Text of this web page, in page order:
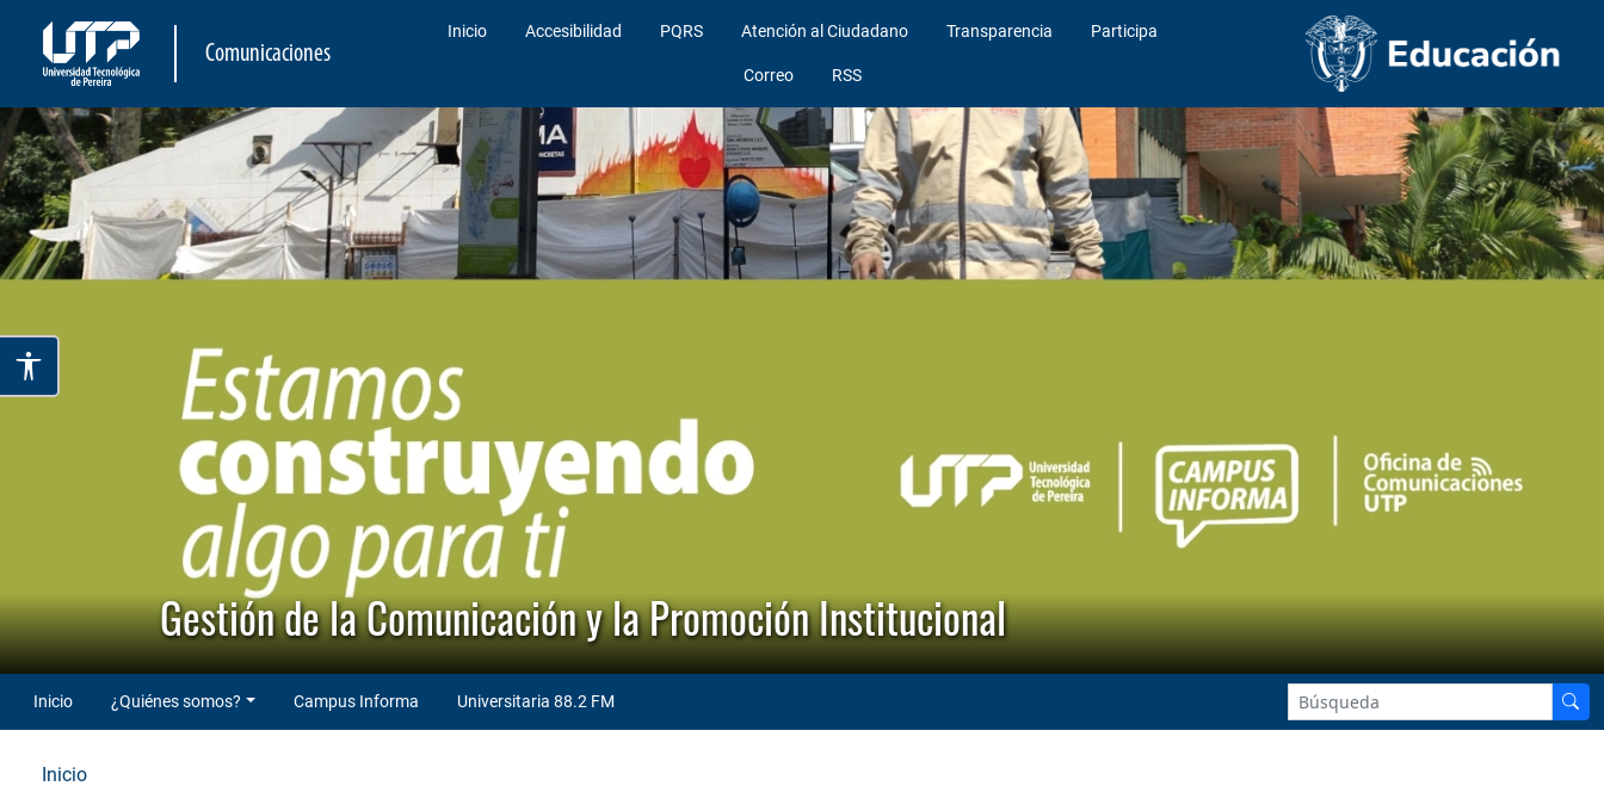
Comunicaciones
Inicio Accesibilidad PQRS Atención al Ciudadano Transparencia Participa
Correo RSS
Gestión de la Comunicación y la Promoción Institucional
Inicio ¿Quiénes somos? Campus Informa Universitaria 88.2 FM
Inicio